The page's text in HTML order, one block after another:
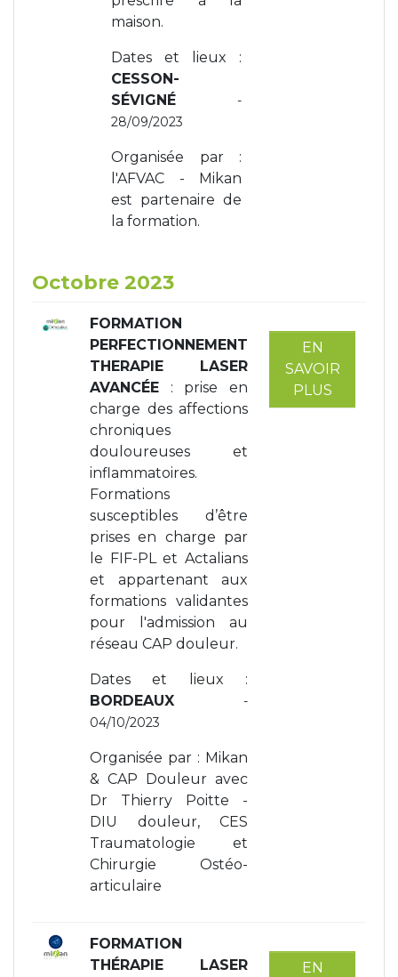
maison.
Dates et lieux :
CESSON-
SÉVIGNÉ -
28/09/2023
Organisée par :
l'AFVAC - Mikan
est partenaire de
la formation.
Octobre 2023
FORMATION
PERFECTIONNEMENT
THERAPIE LASER
AVANCÉE : prise en
charge des affections
chroniques
douloureuses et
inflammatoires.
Formations
susceptibles d’être
prises en charge par
le FIF-PL et Actalians
et appartenant aux
formations validantes
pour l'admission au
réseau CAP douleur.
Dates et lieux :
BORDEAUX -
04/10/2023
Organisée par : Mikan
& CAP Douleur avec
Dr Thierry Poitte -
DIU douleur, CES
Traumatologie et
Chirurgie Ostéo-
articulaire
EN
SAVOIR
PLUS
FORMATION
THÉRAPIE LASER
EN